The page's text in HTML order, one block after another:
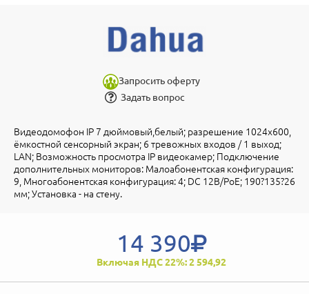
Запросить оферту
Задать вопрос
Видеодомофон IP 7 дюймовый,белый; разрешение 1024x600,
ёмкостной сенсорный экран; 6 тревожных входов / 1 выход;
LAN; Возможность просмотра IP видеокамер; Подключение
дополнительных мониторов: Малоабонентская конфигурация:
9, Многоабонентская конфигурация: 4; DC 12В/PoE; 190?135?26
мм; Установка - на стену.
14 390
Включая НДС 22%: 2 594,92